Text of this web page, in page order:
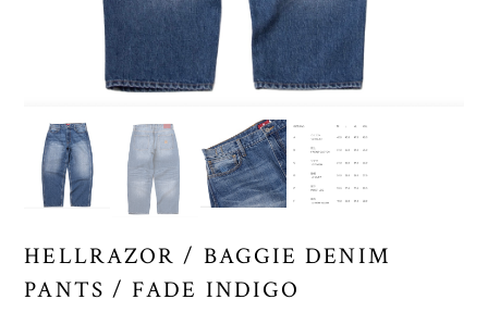
HELLRAZOR / BAGGIE DENIM
PANTS / FADE INDIGO